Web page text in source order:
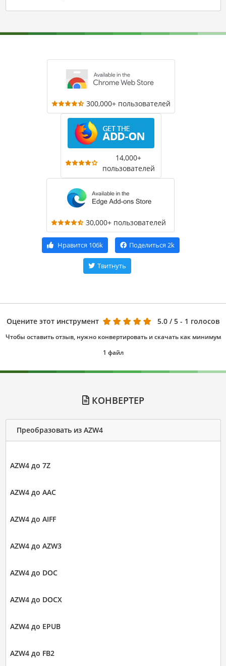
300,000+ пользователей
14,000+
пользователей
30,000+ пользователей
Нравится 106k Поделиться 2k
Твитнуть
Оцените этот инструмент 5.0 / 5 - 1 голосов
Чтобы оставить отзыв, нужно конвертировать и скачать как минимум
1 файл
КОНВЕРТЕР
Преобразовать из AZW4
AZW4 до 7Z
AZW4 до AAC
AZW4 до AIFF
AZW4 до AZW3
AZW4 до DOC
AZW4 до DOCX
AZW4 до EPUB
AZW4 до FB2